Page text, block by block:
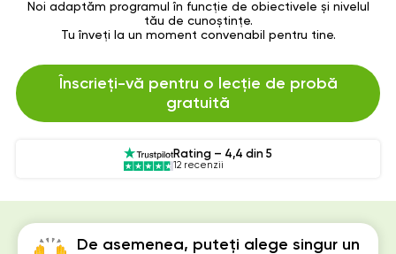
De asemenea, puteți alege singur un
Noi adaptăm programul în funcție de obiectivele și nivelul
tău de cunoștințe.
Tu înveți la un moment convenabil pentru tine.
Înscrieți-vă pentru o lecție de probă
gratuită
Rating – 4,4 din 5
12 recenzii